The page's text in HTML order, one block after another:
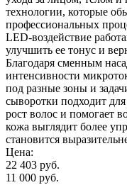
технологии, которые
профессиональных
LED-воздействие
улучшить ее тонус и
Благодаря сменным
интенсивности
под разные зоны и
сыворотки подходит
рост волос и помогает
кожа выглядит более
становится
Цена:
22 403 руб.
11 000 руб.